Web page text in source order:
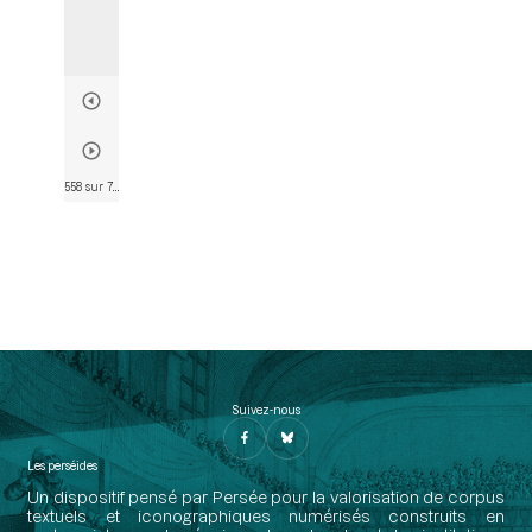
Suivez-nous
Les perséides
Un dispositif pensé par Persée pour la valorisation de corpus
textuels et iconographiques numérisés construits en